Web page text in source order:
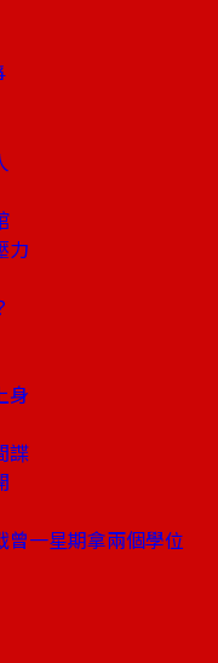
力
身
諜
曾一星期拿兩個學位